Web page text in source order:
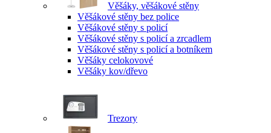
Věšáky, věšákové stěny
Věšákové stěny bez police
Věšákové stěny s policí
Věšákové stěny s policí a zrcadlem
Věšákové stěny s policí a botníkem
Věšáky celokovové
Věšáky kov/dřevo
Trezory